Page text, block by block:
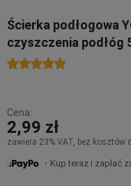
Ścierka podłogowa
czyszczenia podłóg
Cena:
2,99 zł
zawiera 23% VAT, bez kosztów
・Kup teraz i zapłać